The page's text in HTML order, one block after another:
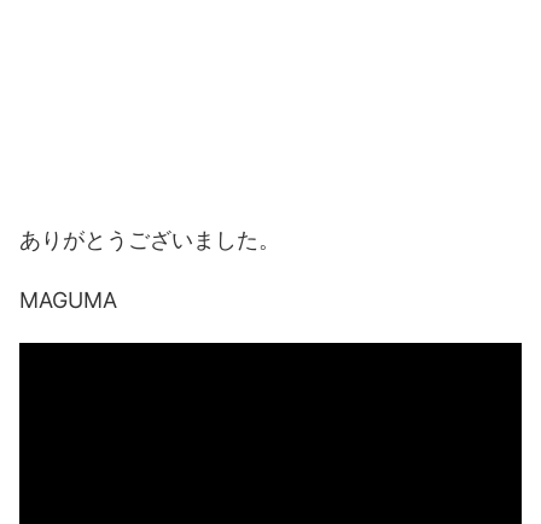
ありがとうございました。
MAGUMA